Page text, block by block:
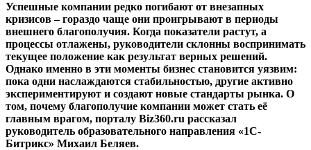
Успешные компании редко погибают от внезапных
кризисов – гораздо чаще они проигрывают в периоды
внешнего благополучия. Когда показатели растут, а
процессы отлажены, руководители склонны воспринимать
текущее положение как результат верных решений.
Однако именно в эти моменты бизнес становится уязвим:
пока одни наслаждаются стабильностью, другие активно
экспериментируют и создают новые стандарты рынка. О
том, почему благополучие компании может стать её
главным врагом, порталу Biz360.ru рассказал
руководитель образовательного направления «1С-
Битрикс» Михаил Беляев.